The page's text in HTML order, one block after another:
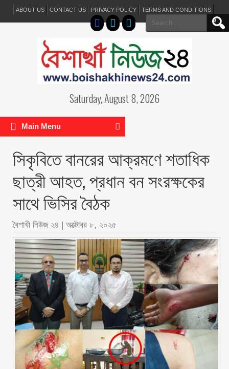
ABOUT US CONTACT US PRIVACY POLICY TERMS AND CONDITIONS
Search
for:
Saturday, August 8, 2026
Main Menu
সিকৃবিতে বানরের আক্রমণে শতাধিক
ছাত্রী আহত, প্রধান বন সংরক্ষকের
সাথে ভিসির বৈঠক
বৈশাখী নিউজ ২৪ | অক্টোবর ৮, ২০২৫